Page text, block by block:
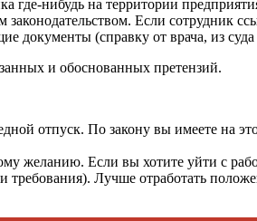
где-нибудь на территории
Если сотрудник
документы (справку от врача, из
и обоснованных претензий.
отпуск. По закону вы имеете на
желанию. Если вы хотите уйти с
требования). Лучше отработать